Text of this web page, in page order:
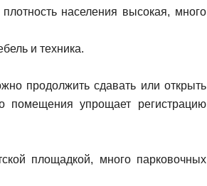
населения высокая, много
и техника.
продолжить сдавать или открыть
помещения упрощает регистрацию
площадкой, много парковочных